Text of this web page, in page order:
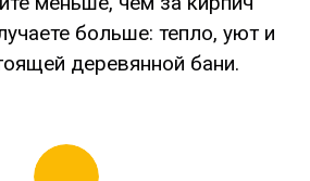
больше: тепло, уют и
деревянной бани.